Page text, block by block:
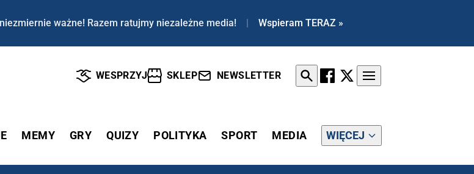
ważne! Razem ratujmy niezależne media! | Wspieram TERAZ »
WESPRZYJ SKLEP NEWSLETTER
MEMY GRY QUIZY POLITYKA SPORT MEDIA WIĘCEJ